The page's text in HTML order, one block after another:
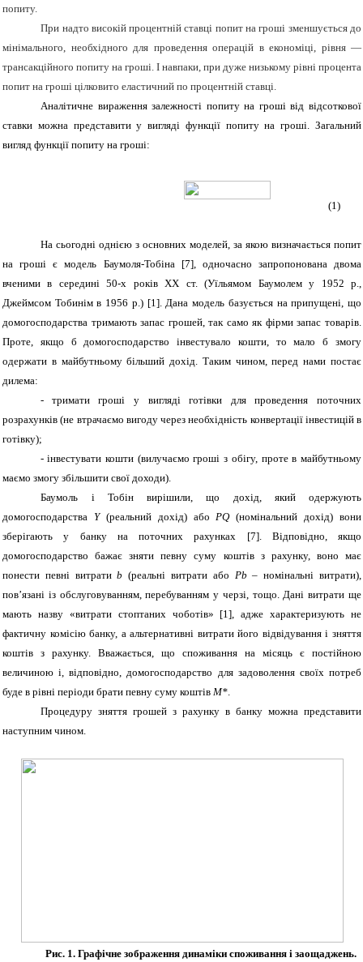
попиту.
При надто високій процентній ставці попит на гроші зменшується до
мінімального, необхідного для проведення операцій в економіці, рівня —
трансакційного попиту на гроші. І навпаки, при дуже низькому рівні процента
попит на гроші цілковито еластичний по процентній ставці.
Аналітичне вираження залежності попиту на гроші від відсоткової
ставки можна представити у вигляді функції попиту на гроші. Загальний
вигляд функції попиту на гроші:
(1)
На сьогодні однією з основних моделей, за якою визначається попит
на гроші є модель Баумоля-Тобіна [7], одночасно запропонована двома
вченими в середині 50-х років ХХ ст. (Уїльямом Баумолем у 1952 р.,
Джеймсом Тобинім в 1956 р.) [1]. Дана модель базується на припущені, що
домогосподарства тримають запас грошей, так само як фірми запас товарів.
Проте, якщо б домогосподарство інвестувало кошти, то мало б змогу
одержати в майбутньому більший дохід. Таким чином, перед нами постає
дилема:
-
тримати гроші у вигляді готівки для проведення поточних
розрахунків (не втрачаємо вигоду через необхідність конвертації інвестицій в
готівку);
- інвестувати кошти (вилучаємо гроші з обігу, проте в майбутньому
маємо змогу збільшити свої доходи).
Баумоль і Тобін вирішили, що дохід, який одержують
домогосподарства Y(реальний дохід) або PQ(номінальний дохід) вони
зберігають у банку на поточних рахунках
[7]. Відповідно, якщо
домогосподарство бажає зняти певну суму коштів з рахунку, воно має
понести певні витратиb (реальні витрати або Pb – номінальні витрати),
пов’язані із обслуговуванням, перебуванням у черзі, тощо. Дані витрати ще
мають назву «витрати стоптаних чоботів» [1], адже характеризують не
фактичну комісію банку, а альтернативні витрати його відвідування і зняття
коштів з рахунку. Вважається, що споживання на місяць є постійною
величиною і, відповідно, домогосподарство для задоволення своїх потреб
буде в рівні періоди брати певну суму коштів M*
Процедуру зняття грошей з рахунку в банку можнапредставити
наступним чином.
Рис. 1. Графічне зображення динаміки споживання і заощаджень.